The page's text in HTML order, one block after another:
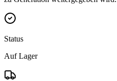
Status
Auf Lager